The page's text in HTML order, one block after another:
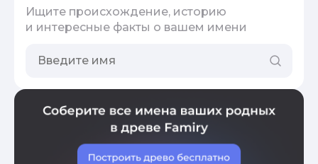
Ищите происхождение, историю
и интересные факты о вашем имени